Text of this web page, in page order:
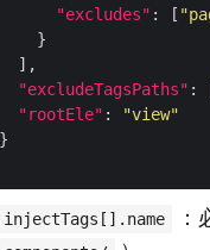
"excludes" : [
"excludeTagsPaths" :
"rootEle" :
"view"
injectTags[].name